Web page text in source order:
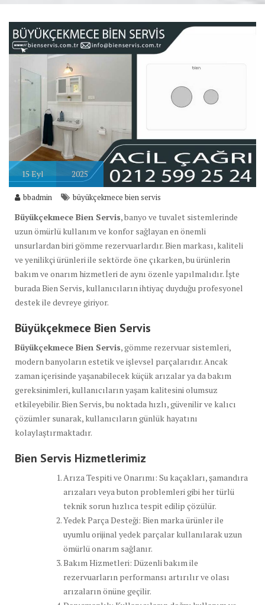
15Eyl 2025
bbadmin büyükçekmece bien servis
Büyükçekmece Bien Servis, banyo ve tuvalet sistemlerinde
uzun ömürlü kullanım ve konfor sağlayan en önemli
unsurlardan biri gömme rezervuarlardır. Bien markası, kaliteli
ve yenilikçi ürünleri ile sektörde öne çıkarken, bu ürünlerin
bakım ve onarım hizmetleri de aynı özenle yapılmalıdır. İşte
burada Bien Servis, kullanıcıların ihtiyaç duyduğu profesyonel
destek ile devreye giriyor.
Büyükçekmece Bien Servis
Büyükçekmece Bien Servis, gömme rezervuar sistemleri,
modern banyoların estetik ve işlevsel parçalarıdır. Ancak
zaman içerisinde yaşanabilecek küçük arızalar ya da bakım
gereksinimleri, kullanıcıların yaşam kalitesini olumsuz
etkileyebilir. Bien Servis, bu noktada hızlı, güvenilir ve kalıcı
çözümler sunarak, kullanıcıların günlük hayatını
kolaylaştırmaktadır.
Bien Servis Hizmetlerimiz
Arıza Tespiti ve Onarımı: Su kaçakları, şamandıra
arızaları veya buton problemleri gibi her türlü
teknik sorun hızlıca tespit edilip çözülür.
Yedek Parça Desteği: Bien marka ürünler ile
uyumlu orijinal yedek parçalar kullanılarak uzun
ömürlü onarım sağlanır.
Bakım Hizmetleri: Düzenli bakım ile
rezervuarların performansı artırılır ve olası
arızaların önüne geçilir.